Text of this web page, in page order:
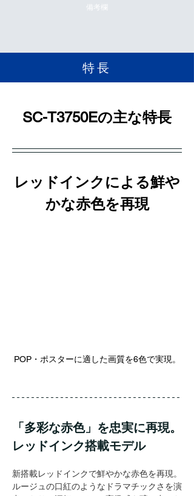
備考欄
​特長
SC-T3750Eの主な特長
レッドインクによる鮮や
かな赤色を再現
POP・ポスターに適した画質を6色で実現。
「多彩な赤色」を忠実に再現。
レッドインク搭載モデル
新搭載レッドインクで鮮やかな赤色を再現。
ルージュの口紅のようなドラマチックさを演